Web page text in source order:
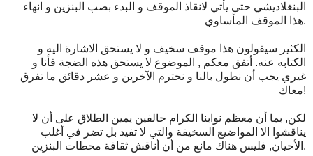
البنغلاديشي حتى يأتي لانقاذ الموقف و البدء بصب البنزين و انهاء
هذا الموقف المأساوي.
الكثير سيقولون هذا موقف سخيف و لا يستحق الاشارة اليه و
الكتابه عنه. أتفق معكم , الموضوع لا يستحق هذه الضجة فأنا و
غيري يجب أن نطول بالنا و نحترم الآخرين و عشر دقائق ما تفرق
معاك!
لكن, بما أن معظم نوابنا الكرام حالفين يمين الطلاق على أن لا
يناقشوا الا المواضيع السخيفة والتي لا تفيد بل تضر في أغلب
الأحيان, فليس هناك مانع من أن أناقش ثقافة محطات البنزين.